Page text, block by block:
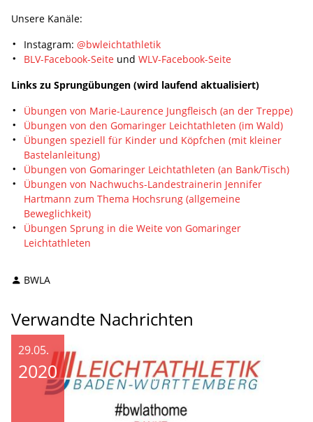
Unsere Kanäle:
Instagram:@bwleichtathletik
BLV-Facebook-Seite undWLV-Facebook-Seite
Links zu Sprungübungen (wird laufend aktualisiert)
Übungen von Marie-Laurence Jungfleisch (an der Treppe)
Übungen von den Gomaringer Leichtathleten (im Wald)
Übungen speziell für Kinder und Köpfchen (mit kleiner
Bastelanleitung)
Übungen von Gomaringer Leichtathleten (an Bank/Tisch)
Übungen von Nachwuchs-Landestrainerin Jennifer
Hartmann zum Thema Hochsrung (allgemeine
Beweglichkeit)
Übungen Sprung in die Weite von Gomaringer
Leichtathleten
BWLA
Verwandte Nachrichten
29.05.
2020